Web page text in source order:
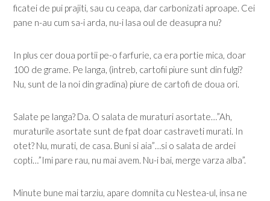
ficatei de pui prajiti, sau cu ceapa, dar carbonizati aproape. Cei
pane n-au cum sa-i arda, nu-i lasa oul de deasupra nu?
In plus cer doua portii pe-o farfurie, ca era portie mica, doar
100 de grame. Pe langa, (intreb, cartofii piure sunt din fulgi?
Nu, sunt de la noi din gradina) piure de cartofi de doua ori.
Salate pe langa? Da. O salata de muraturi asortate…”Ah,
muraturile asortate sunt de fpat doar castraveti murati. In
otet? Nu, murati, de casa. Buni si aia”…si o salata de ardei
copti…”Imi pare rau, nu mai avem. Nu-i bai, merge varza alba”.
Minute bune mai tarziu, apare domnita cu Nestea-ul, insa ne